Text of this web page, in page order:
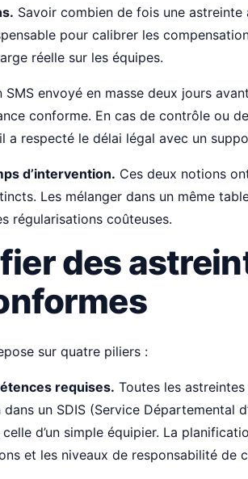
Savoir combien de fois une astreinte
pour calibrer les
réelle sur les équipes.
SMS envoyé en masse deux jours
conforme. En cas de contrôle ou
a respecté le délai légal avec un
d’intervention. Ces deux notions
Les mélanger dans un même
régularisations coûteuses.
des
sur quatre piliers :
requises. Toutes les
un SDIS (Service Départemental
d’un simple équipier. La
et les niveaux de responsabilité de